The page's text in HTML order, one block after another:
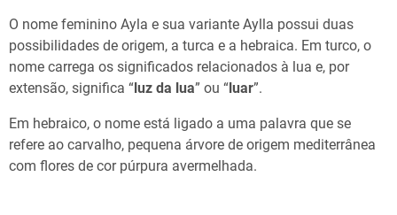
O nome feminino Ayla e sua variante Aylla possui duas
possibilidades de origem, a turca e a hebraica. Em turco, o
nome carrega os significados relacionados à lua e, por
extensão, significa “luz da lua” ou “luar”.
Em hebraico, o nome está ligado a uma palavra que se
refere ao carvalho, pequena árvore de origem mediterrânea
com flores de cor púrpura avermelhada.